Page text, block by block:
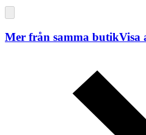
Mer från samma butikVisa